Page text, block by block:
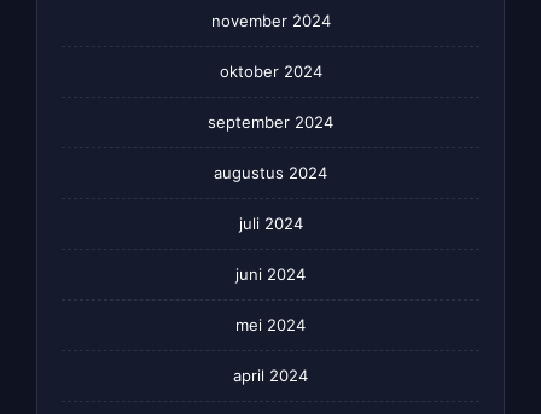
november 2024
oktober 2024
september 2024
augustus 2024
juli 2024
juni 2024
mei 2024
april 2024